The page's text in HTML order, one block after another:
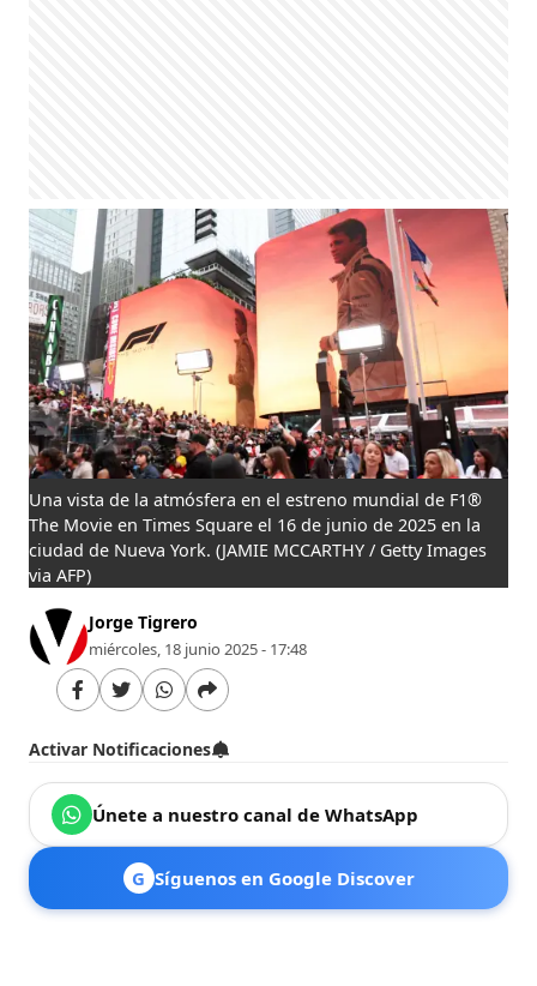
Una vista de la atmósfera en el estreno mundial de F1®
The Movie en Times Square el 16 de junio de 2025 en la
ciudad de Nueva York. (JAMIE MCCARTHY / Getty Images
via AFP)
Jorge Tigrero
miércoles, 18 junio 2025 - 17:48
Activar Notificaciones
Únete a nuestro canal de WhatsApp
G Síguenos en Google Discover